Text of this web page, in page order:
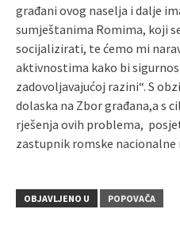
građani ovog naselja i dalje
sumještanima Romima, koji
socijalizirati, te ćemo mi
aktivnostima kako bi
zadovoljavajućoj razini“. S
dolaska na Zbor građana,a s
rješenja ovih problema,
zastupnik romske
OBJAVLJENO U POPOVAČA